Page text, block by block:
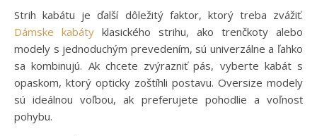
Strih kabátu je ďalší dôležitý faktor, ktorý treba zvážiť.
Dámske kabáty klasického strihu, ako trenčkoty alebo
modely s jednoduchým prevedením, sú univerzálne a ľahko
sa kombinujú. Ak chcete zvýrazniť pás, vyberte kabát s
opaskom, ktorý opticky zoštíhli postavu. Oversize modely
sú ideálnou voľbou, ak preferujete pohodlie a voľnosť
pohybu.